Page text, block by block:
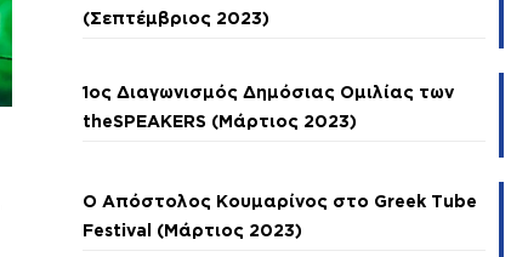
(Σεπτέμβριος 2023)
1ος Διαγωνισμός Δημόσιας Ομιλίας των
theSPEAKERS (Μάρτιος 2023)
Ο Απόστολος Κουμαρίνος στο Greek Tube
Festival (Μάρτιος 2023)